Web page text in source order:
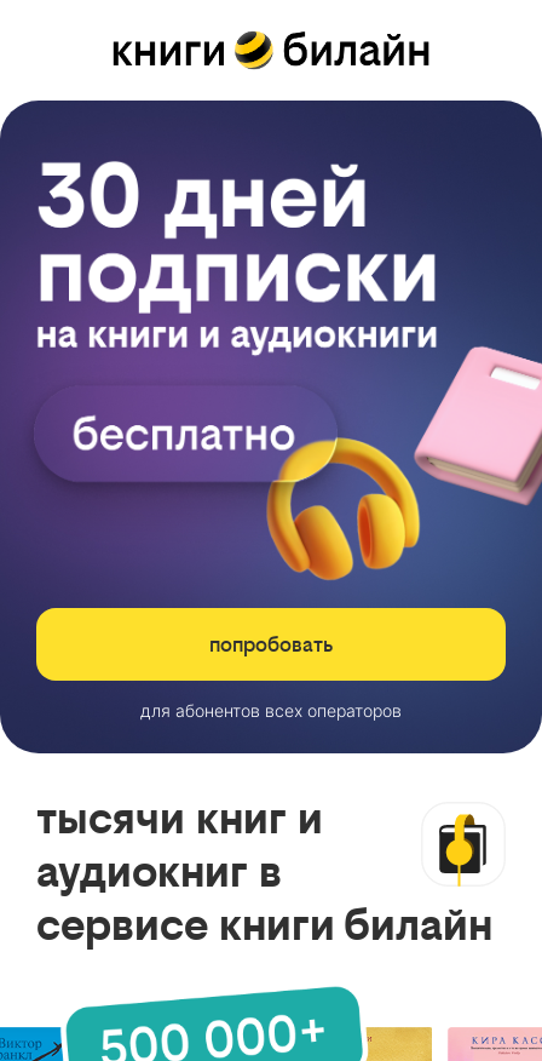
попробовать
для абонентов всех операторов
тысячи книг и
аудиокниг в
сервисе книги билайн